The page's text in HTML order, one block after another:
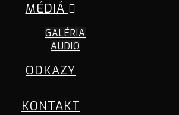
MÉDIÁ
GALÉRIA
AUDIO
ODKAZY
KONTAKT